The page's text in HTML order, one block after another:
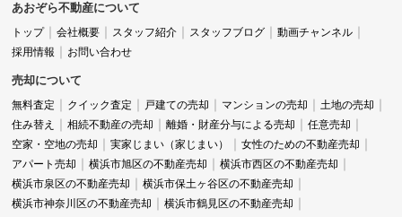
あおぞら不動産について
トップ 会社概要 スタッフ紹介 スタッフブログ
動画チャンネル
採用情報
お問い合わせ
売却について
無料査定 クイック査定 戸建ての売却 マンションの売却
土地の売却
住み替え
相続不動産の売却 離婚・財産分与による売却
任意売却
空家・空地の売却
実家じまい（家じまい）
女性のための不動産売却
アパート売却
横浜市旭区の不動産売却
横浜市西区の不動産売却
横浜市泉区の不動産売却
横浜市保土ヶ谷区の不動産売却
横浜市神奈川区の不動産売却
横浜市鶴見区の不動産売却